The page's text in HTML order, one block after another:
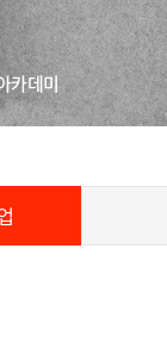
카데미